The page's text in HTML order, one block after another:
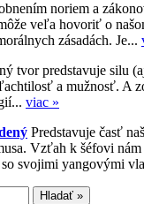
noriem a
veľa hovoriť o
zásadách. Je...
tvor predstavuje silu
a mužnosť. A
viac »
Predstavuje časť
Vzťah k šéfovi
svojimi yangovými